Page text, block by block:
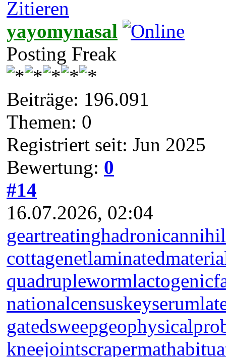
Zitieren
yayomynasal
Posting Freak
Beiträge: 196.091
Themen: 0
Registriert seit: Jun 2025
Bewertung: 0
#14
16.07.2026, 02:04
geartreating
cottagenet
quadrupleworm
nationalcensuskeyserum
gatedsweep
kneejointscrapermat